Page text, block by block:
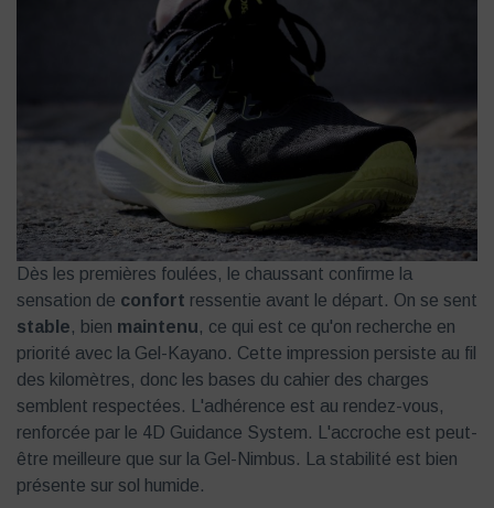
Dès les premières foulées, le chaussant confirme la
sensation de confort ressentie avant le départ. On se sent
stable, bien maintenu, ce qui est ce qu'on recherche en
priorité avec la Gel-Kayano. Cette impression persiste au fil
des kilomètres, donc les bases du cahier des charges
semblent respectées. L'adhérence est au rendez-vous,
renforcée par le 4D Guidance System. L'accroche est peut-
être meilleure que sur la Gel-Nimbus. La stabilité est bien
présente sur sol humide.